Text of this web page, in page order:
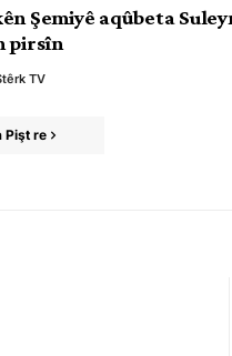
Şemiyê aqûbeta
pirsîn
TV
Pişt re